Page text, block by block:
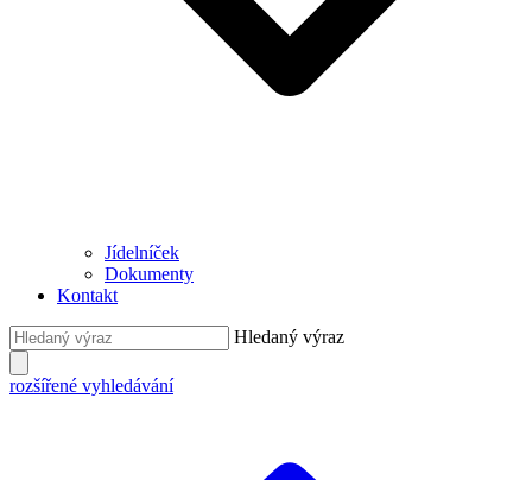
Jídelníček
Dokumenty
Kontakt
Hledaný výraz
rozšířené vyhledávání